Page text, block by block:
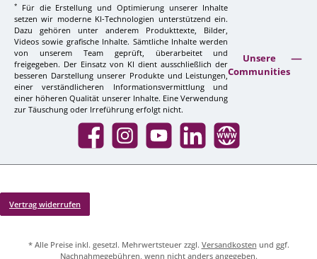
*
Für die Erstellung und Optimierung unserer Inhalte
setzen wir moderne KI-Technologien unterstützend ein.
Dazu gehören unter anderem Produkttexte, Bilder,
Videos sowie grafische Inhalte. Sämtliche Inhalte werden
von unserem Team geprüft, überarbeitet und
freigegeben. Der Einsatz von KI dient ausschließlich der
besseren Darstellung unserer Produkte und Leistungen,
einer verständlicheren Informationsvermittlung und
einer höheren Qualität unserer Inhalte. Eine Verwendung
zur Täuschung oder Irreführung erfolgt nicht.
Unsere
Communities
Facebook InstagramYouTube LinkedIn Website
Vertrag widerrufen
* Alle Preise inkl. gesetzl. Mehrwertsteuer zzgl. Versandkosten und ggf.
Nachnahmegebühren, wenn nicht anders angegeben.